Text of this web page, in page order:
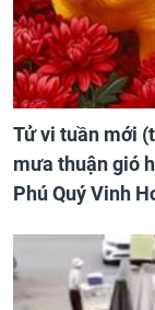
Tử vi tuần mới
mưa thuận gió
Phú Quý Vinh